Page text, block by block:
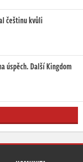
češtinu kvůli
úspěch. Další Kingdom